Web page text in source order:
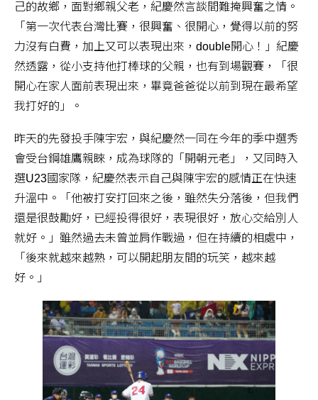
己的故鄉，面對鄉親父老，紀慶然言談間難掩興奮之情。
「第一次代表台灣比賽，很興奮、很開心，覺得以前的努
力沒有白費，加上又可以表現出來，double開心！」紀慶
然透露，從小支持他打棒球的父親，也有到場觀賽，「很
開心在家人面前表現出來，畢竟爸爸從以前到現在最希望
我打好的」。
昨天的先發投手陳宇宏，與紀慶然一同在今年的季中選秀
會受台鋼雄鷹親睞，成為球隊的「開朝元老」，又同時入
選U23國家隊，紀慶然表示自己與陳宇宏的感情正在快速
升溫中。「他被打安打回來之後，雖然失分落後，但我們
還是很鼓勵好，已經投得很好，表現很好，放心交給別人
就好。」雖然過去未曾並肩作戰過，但在持續的相處中，
「後來就越來越熟，可以開起朋友間的玩笑，越來越
好。」